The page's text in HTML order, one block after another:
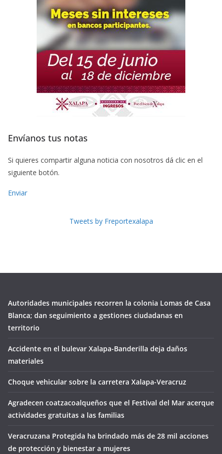
Envíanos tus notas
Si quieres compartir alguna noticia con nosotros dá clic en el
siguiente botón.
Enviar
Tweets by Freportexalapa
Autoridades municipales recorren la colonia Lomas de Casa
Blanca; dan seguimiento a gestiones ciudadanas en
territorio
Accidente en el bulevar Xalapa-Banderilla deja daños
materiales
Choque vehicular sobre la carretera Xalapa-Veracruz
Agradecen coatzacoalqueños que el Festival del Mar acerque
actividades gratuitas a las familias
Veracruzana Protegida ha brindado más de 28 mil acciones
de protección y bienestar a mujeres